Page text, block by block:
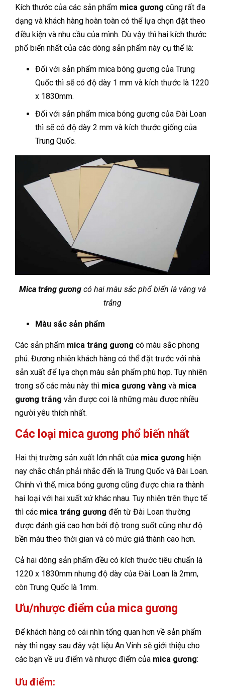
Kích thước của các sản phẩm mica gương cũng rất đa
dạng và khách hàng hoàn toàn có thể lựa chọn đặt theo
điều kiện và nhu cầu của mình. Dù vậy thì hai kích thước
phổ biến nhất của các dòng sản phẩm này cụ thể là:
Đối với sản phẩm mica bóng gương của Trung
Quốc thì sẽ có độ dày 1 mm và kích thước là 1220
x 1830mm.
Đối với sản phẩm mica bóng gương của Đài Loan
thì sẽ có độ dày 2 mm và kích thước giống của
Trung Quốc.
Mica tráng gương có hai màu sắc phổ biến là vàng và
trắng
Màu sắc sản phẩm
Các sản phẩm mica tráng gương có màu sắc phong
phú. Đương nhiên khách hàng có thể đặt trước với nhà
sản xuất để lựa chọn màu sản phẩm phù hợp. Tuy nhiên
trong số các màu này thì mica gương vàng và mica
gương trắng vẫn được coi là những màu được nhiều
người yêu thích nhất.
Các loại mica gương phổ biến nhất
Hai thị trường sản xuất lớn nhất của mica gương hiện
nay chắc chắn phải nhắc đến là Trung Quốc và Đài Loan.
Chính vì thế, mica bóng gương cũng được chia ra thành
hai loại với hai xuất xứ khác nhau. Tuy nhiên trên thực tế
thì các mica tráng gương đến từ Đài Loan thường
được đánh giá cao hơn bởi độ trong suốt cũng như độ
bền màu theo thời gian và có mức giá thành cao hơn.
Cả hai dòng sản phẩm đều có kích thước tiêu chuẩn là
1220 x 1830mm nhưng độ dày của Đài Loan là 2mm,
còn Trung Quốc là 1mm.
Ưu/nhược điểm của mica gương
Để khách hàng có cái nhìn tổng quan hơn về sản phẩm
này thì ngay sau đây vật liệu An Vinh sẽ giới thiệu cho
các bạn về ưu điểm và nhược điểm của mica gương:
Ưu điểm: